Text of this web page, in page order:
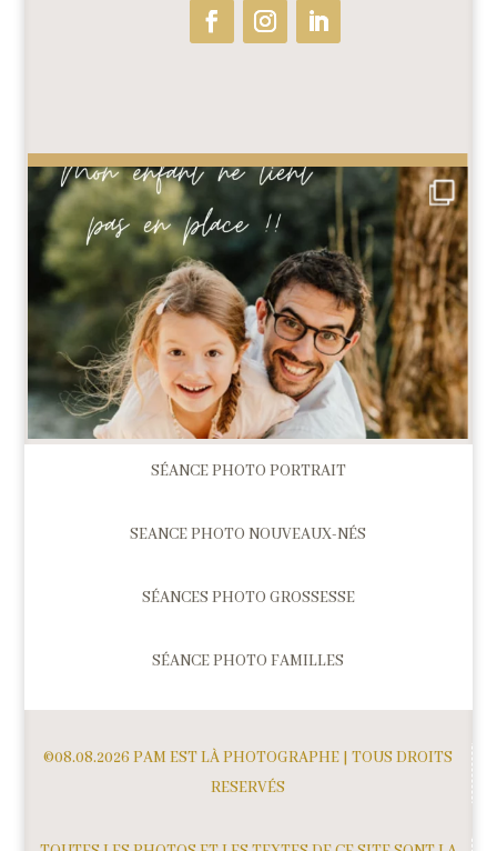
SÉANCE PHOTO PORTRAIT
SEANCE PHOTO NOUVEAUX-NÉS
SÉANCES PHOTO GROSSESSE
SÉANCE PHOTO FAMILLES
©08.08.2026 PAM EST LÀ PHOTOGRAPHE | TOUS DROITS
RESERVÉS